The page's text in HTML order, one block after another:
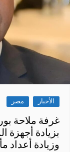
الأخبار مصر
غرفة ملاحة
بزيادة أجهزة
وزيادة أعداد